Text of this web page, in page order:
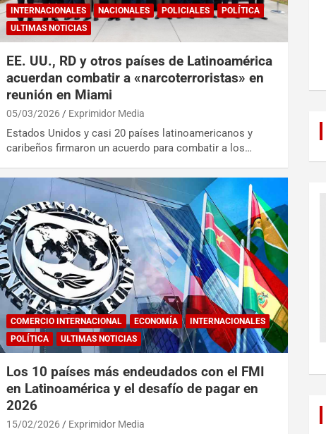
INTERNACIONALES NACIONALES POLICIALES
POLÍTICA
ULTIMAS NOTICIAS
EE. UU., RD y otros países de Latinoamérica
acuerdan combatir a «narcoterroristas» en
reunión en Miami
05/03/2026 Exprimidor Media
Estados Unidos y casi 20 países latinoamericanos y
caribeños firmaron un acuerdo para combatir a los…
COMERCIO INTERNACIONAL ECONOMÍA
INTERNACIONALES
POLÍTICA
ULTIMAS NOTICIAS
Los 10 países más endeudados con el FMI
en Latinoamérica y el desafío de pagar en
2026
15/02/2026 Exprimidor Media